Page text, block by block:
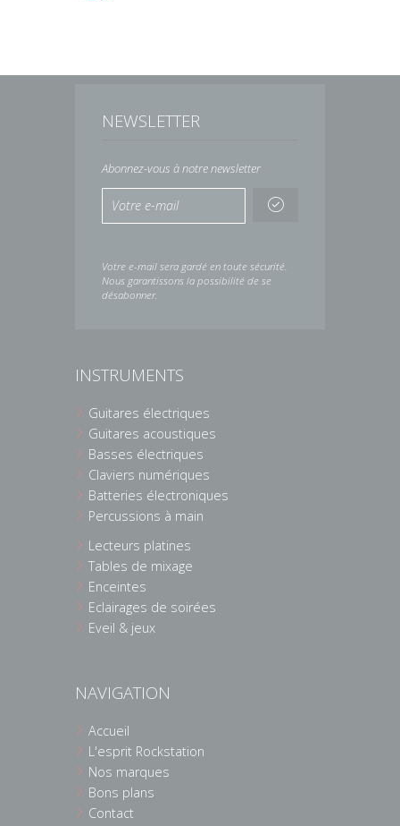
NEWSLETTER
Abonnez-vous à notre newsletter
Votre e-mail sera gardé en toute sécurité.
Nous garantissons la possibilité de se
désabonner.
INSTRUMENTS
Guitares électriques
Guitares acoustiques
Basses électriques
Claviers numériques
Batteries électroniques
Percussions à main
Lecteurs platines
Tables de mixage
Enceintes
Eclairages de soirées
Eveil & jeux
NAVIGATION
Accueil
L'esprit Rockstation
Nos marques
Bons plans
Contact